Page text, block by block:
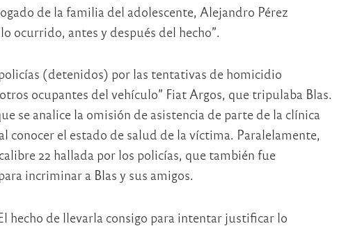
de la familia del adolescente, Alejandro Pérez
ocurrido, antes y después del hecho”.
(detenidos) por las tentativas de homicidio
ocupantes del vehículo” Fiat Argos, que tripulaba Blas.
se analice la omisión de asistencia de parte de la clínica
conocer el estado de salud de la víctima. Paralelamente,
22 hallada por los policías, que también fue
incriminar a Blas y sus amigos.
hecho de llevarla consigo para intentar justificar lo